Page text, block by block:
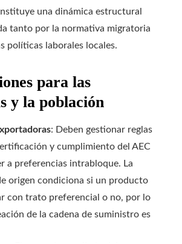
una dinámica estructural
tanto por la normativa migratoria
políticas laborales locales.
para las
y la población
: Deben gestionar reglas
y cumplimiento del AEC
a preferencias intrabloque. La
origen condiciona si un producto
con trato preferencial o no, por lo
de la cadena de suministro es